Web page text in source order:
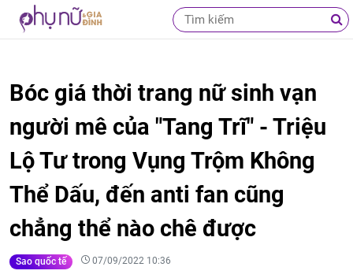
Bóc giá thời trang nữ sinh vạn
người mê của "Tang Trĩ" - Triệu
Lộ Tư trong Vụng Trộm Không
Thể Dấu, đến anti fan cũng
chẳng thể nào chê được
Sao quốc tế 07/09/2022 10:36